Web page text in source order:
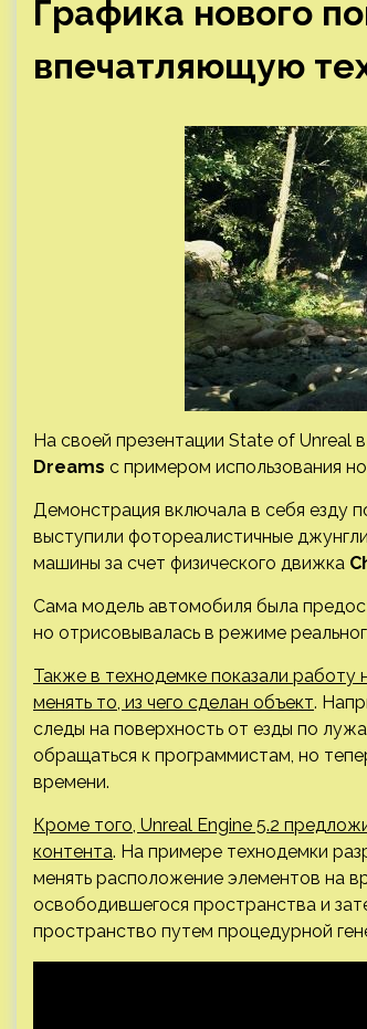
Графика нового
впечатляющую
На своей презентации State of Unreal
Dreams с примером использования
Демонстрация включала в себя езду
выступили фотореалистичные
машины за счет физического движка
Сама модель автомобиля была
но отрисовывалась в режиме
Также в технодемке показали
менять то, из чего сделан объект.
следы на поверхность от езды по
обращаться к программистам, но
времени.
Кроме того, Unreal Engine 5.2
контента. На примере технодемки
менять расположение элементов на
освободившегося пространства и
пространство путем процедурной